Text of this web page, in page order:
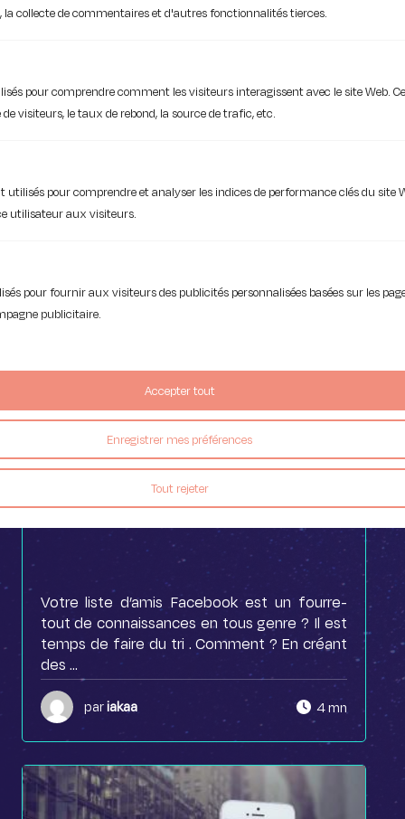
collecte de commentaires et d'autres fonctionnalités tierces.
pour comprendre comment les visiteurs interagissent avec le site Web.
visiteurs, le taux de rebond, la source de trafic, etc.
utilisés pour comprendre et analyser les indices de performance clés du site
utilisateur aux visiteurs.
pour fournir aux visiteurs des publicités personnalisées basées sur les
publicitaire.
Tout rejeter
Enregistrer mes préférences
Accepter tout
Outlook
Chouette ! Durant les vacances, nombreux
sont ceux qui en profitent pour ...
Facebook : créer des listes d’amis
Votre liste d’amis Facebook est un fourre-
tout de connaissances en tous genre ? Il est
temps de faire du tri . Comment ? En créant
des ...
pariakaa 4 mn